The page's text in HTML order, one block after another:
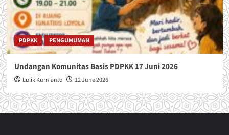
PDPKK PENGUMUMAN
Undangan Komunitas Basis PDPKK 17 Juni 2026
Lulik Kurnianto 12 June 2026